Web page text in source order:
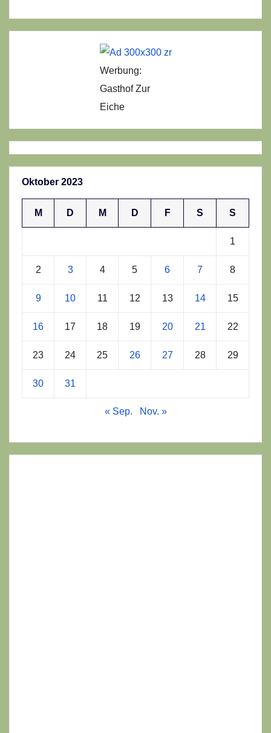
Werbung:
Gasthof Zur
Eiche
Oktober 2023
M D M D F S S
1
2 3 4 5 6 7 8
9 10 11 12 13 14 15
16 17 18 19 20 21 22
23 24 25 26 27 28 29
30 31
« Sep. Nov. »